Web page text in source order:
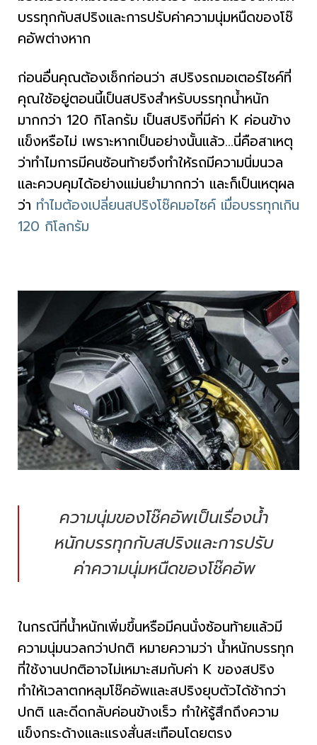
บรรทุกกับสปริงและการปรับค่าความนุ่มหนืดของโช๊
คอัพต่างหาก
ก่อนอื่นคุณต้องเช็กก่อนว่า สปริงรถมอเตอร์ไซค์ที่
คุณใช้อยู่ตอนนี้เป็นสปริงสำหรับบรรทุกน้ำหนัก
มากกว่า 120 กิโลกรัม เป็นสปริงที่มีค่า K ค่อนข้าง
แข็งหรือไม่ เพราะหากเป็นอย่างนั้นแล้ว…นี่คือสาเหตุ
ว่าทำไมการมีคนซ้อนท้ายจึงทำให้รถมีความนิ่มนวล
และควบคุมได้อย่างแม่นยำมากกว่า และก็เป็นเหตุผล
ว่า ทำไมต้องเปลี่ยนสปริงโช๊คมอไซค์ เมื่อบรรทุกเกิน
120 กิโลกรัม
ความนุ่มของโช๊คอัพเป็นเรื่องน้ำ
หนักบรรทุกกับสปริงและการปรับ
ค่าความนุ่มหนืดของโช๊คอัพ
ในกรณีที่น้ำหนักเพิ่มขึ้นหรือมีคนนั่งซ้อนท้ายแล้วมี
ความนุ่มนวลกว่าปกติ หมายความว่า น้ำหนักบรรทุก
ที่ใช้งานปกติอาจไม่เหมาะสมกับค่า K ของสปริง
ทำให้เวลาตกหลุมโช๊คอัพและสปริงยุบตัวได้ช้ากว่า
ปกติ และดีดกลับค่อนข้างเร็ว ทำให้รู้สึกถึงความ
แข็งกระด้างและแรงสั่นสะเทือนโดยตรง